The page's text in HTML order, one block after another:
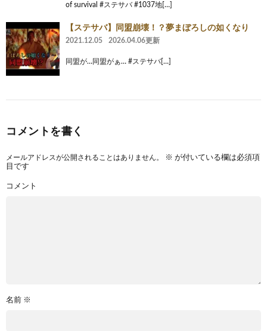
of survival #ステサバ #1037地[…]
【ステサバ】同盟崩壊！？夢まぼろしの如くなり
2021.12.05 2026.04.06更新
同盟が…同盟がぁ… #ステサバ[…]
コメントを書く
メールアドレスが公開されることはありません。 ※ が付いている欄は必須項
目です
コメント
名前 ※